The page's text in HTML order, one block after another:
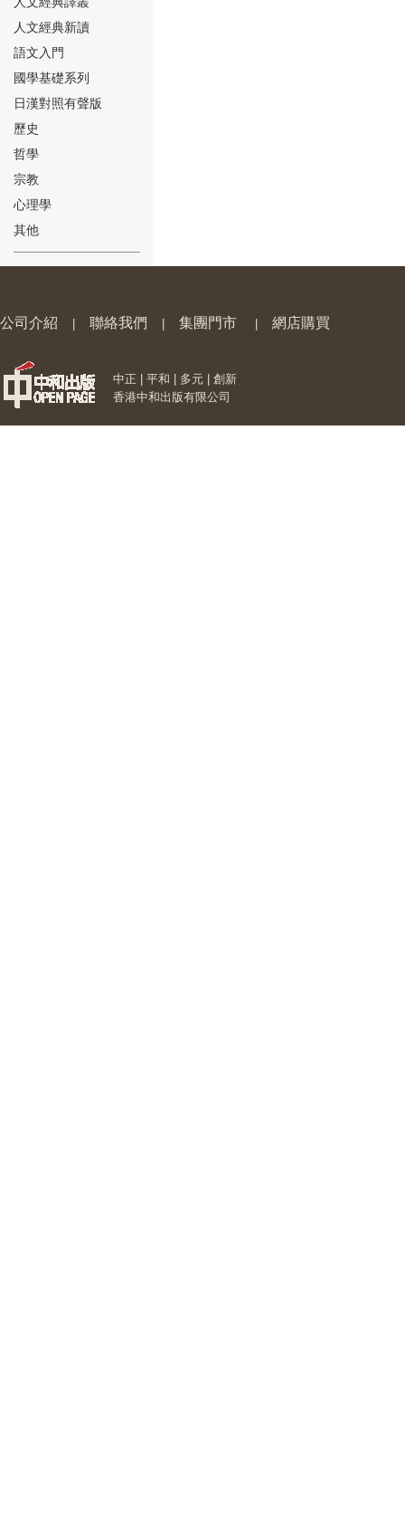
⑱
⑳
人文經典新讀
語文入門
國學基礎系列
日漢對照有聲版
歷史
哲學
宗教
心理學
其他
公司介紹 聯絡我們 集團門市 網店購買
中正 | 平和 | 多元 | 創新
香港中和出版有限公司